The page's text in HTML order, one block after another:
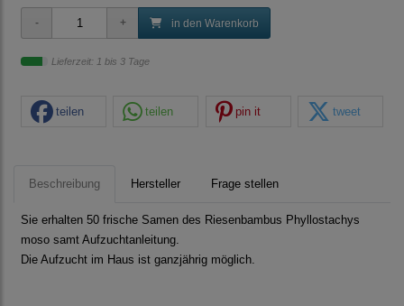
in den Warenkorb
Lieferzeit: 1 bis 3 Tage
teilen teilen pin it tweet
Beschreibung Hersteller Frage stellen
Sie erhalten 50 frische Samen des Riesenbambus Phyllostachys
moso samt Aufzuchtanleitung.
Die Aufzucht im Haus ist ganzjährig möglich.